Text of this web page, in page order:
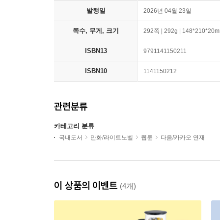
발행일 2026년 04월 23일
쪽수, 무게, 크기 292쪽 | 292g |
ISBN13 9791141150211
ISBN10 1141150212
관련분류
카테고리 분류
국내도서 만화/라이트노벨 웹툰 다음/카카오 연재
이 상품의 이벤트 (4개)